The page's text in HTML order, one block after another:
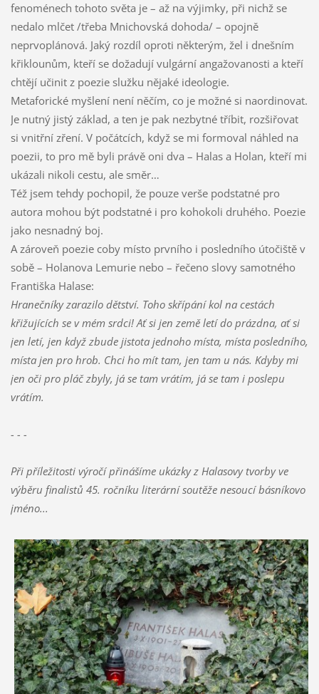
fenoménech tohoto světa je – až na výjimky, při nichž se
nedalo mlčet /třeba Mnichovská dohoda/ – opojně
neprvoplánová. Jaký rozdíl oproti některým, žel i dnešním
křiklounům, kteří se dožadují vulgární angažovanosti a kteří
chtějí učinit z poezie služku nějaké ideologie.
Metaforické myšlení není něčím, co je možné si naordinovat.
Je nutný jistý základ, a ten je pak nezbytné tříbit, rozšiřovat
si vnitřní zření. V počátcích, když se mi formoval náhled na
poezii, to pro mě byli právě oni dva – Halas a Holan, kteří mi
ukázali nikoli cestu, ale směr…
Též jsem tehdy pochopil, že pouze verše podstatné pro
autora mohou být podstatné i pro kohokoli druhého. Poezie
jako nesnadný boj.
A zároveň poezie coby místo prvního i posledního útočiště v
sobě – Holanova Lemurie nebo – řečeno slovy samotného
Františka Halase:
Hranečníky zarazilo dětství. Toho skřípání kol na cestách
křižujících se v mém srdci! Ať si jen země letí do prázdna, ať si
jen letí, jen když zbude jistota jednoho místa, místa posledního,
místa jen pro hrob. Chci ho mít tam, jen tam u nás. Kdyby mi
jen oči pro pláč zbyly, já se tam vrátím, já se tam i poslepu
vrátím.
- - -
Při příležitosti výročí přinášíme ukázky z Halasovy tvorby ve
výběru finalistů 45. ročníku literární soutěže nesoucí básníkovo
jméno...